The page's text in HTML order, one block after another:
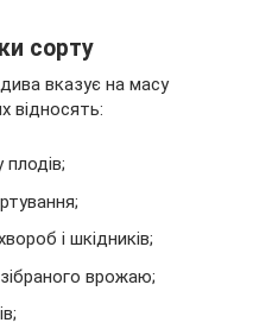
сорту
вказує на масу
відносять:
плодів;
і шкідників;
врожаю;